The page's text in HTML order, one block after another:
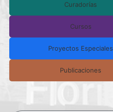
Curadorías
Cursos
Proyectos Especiales
Publicaciones